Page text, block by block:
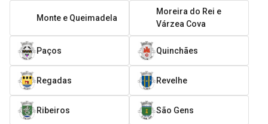
Monte e Queimadela
Moreira do Rei e
Várzea Cova
Paços Quinchães
Regadas Revelhe
Ribeiros São Gens